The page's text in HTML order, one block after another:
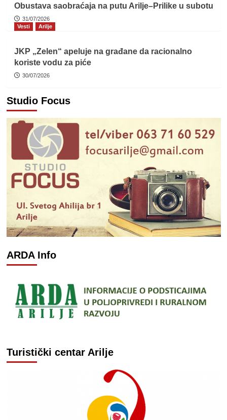
Obustava saobraćaja na putu Arilje–Prilike u subotu
31/07/2026
Vesti
Arilje
JKP „Zelen“ apeluje na građane da racionalno
koriste vodu za piće
30/07/2026
Studio Focus
ARDA Info
Turistički centar Arilje